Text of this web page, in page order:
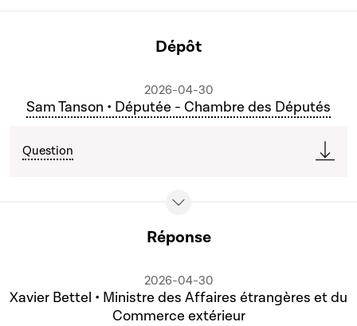
Dépôt
2026-04-30
Sam Tanson • Députée - Chambre des Députés
Question
Réponse
2026-04-30
Xavier Bettel • Ministre des Affaires étrangères et du
Commerce extérieur